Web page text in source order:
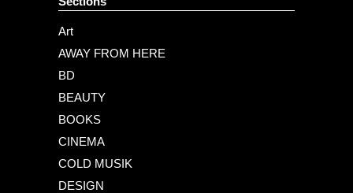
Art
AWAY FROM HERE
BD
BEAUTY
BOOKS
CINEMA
COLD MUSIK
DESIGN